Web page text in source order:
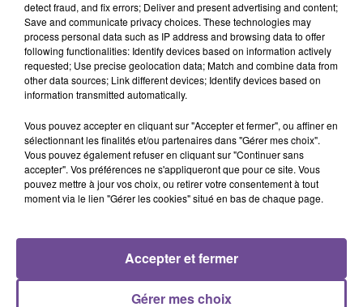
santé, quel que soit leur format (télétransmission, papier) et
l'ensemble des documents et demandes s'y rapportant, dans
le cadre de l’assurance-maladie obligatoire et de l’assurance-
maladie complémentaire au titre de la gestion pour compte,
conformément à la réglementation en vigueur, aux
Référence de l’offre Pôle Emploi :162WPPD
RADIO ACTUS
detect fraud, and fix errors; Deliver and present advertising and content;
Save and communicate privacy choices. These technologies may
process personal data such as IP address and browsing data to offer
following functionalities: Identify devices based on information actively
requested; Use precise geolocation data; Match and combine data from
other data sources; Link different devices; Identify devices based on
information transmitted automatically.
Vous pouvez accepter en cliquant sur "Accepter et fermer", ou affiner en
sélectionnant les finalités et/ou partenaires dans "Gérer mes choix".
Vous pouvez également refuser en cliquant sur "Continuer sans
accepter". Vos préférences ne s'appliqueront que pour ce site. Vous
pouvez mettre à jour vos choix, ou retirer votre consentement à tout
moment via le lien "Gérer les cookies" situé en bas de chaque page.
Gérer mes choix
Accepter et fermer